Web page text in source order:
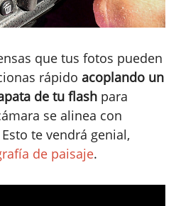
que tus fotos pueden
rápido acoplando un
de tu flash para
se alinea con
te vendrá genial,
de paisaje.